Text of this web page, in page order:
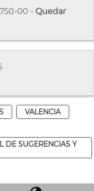
00 - Quedar
VALENCIA
DE SUGERENCIAS Y